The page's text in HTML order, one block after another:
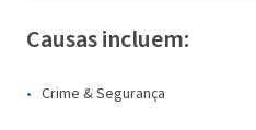
Causas incluem:
Crime & Segurança